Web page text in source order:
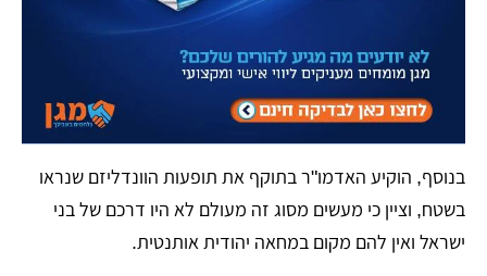
​בנוסף, הוקיע האדמו"ר בתוקף את תופעות הוונדליזם שנראו
בשטח, וציין כי מעשים מסוג זה מעולם לא היו דרכם של בני
ישראל ואין להם מקום במחאה יהודית אותנטית.